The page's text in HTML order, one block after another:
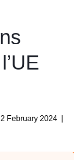
February 2024